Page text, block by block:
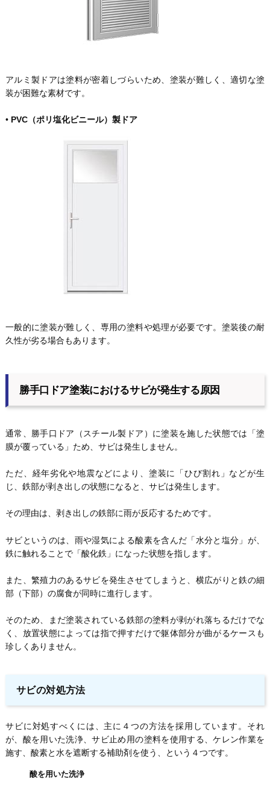
アルミ製ドアは塗料が密着しづらいため、塗装が難しく、適切な塗
装が困難な素材です。
• PVC（ポリ塩化ビニール）製ドア
一般的に塗装が難しく、専用の塗料や処理が必要です。塗装後の耐
久性が劣る場合もあります。
勝手口ドア塗装におけるサビが発生する原因
通常、勝手口ドア（スチール製ドア）に塗装を施した状態では「塗
膜が覆っている」ため、サビは発生しません。
ただ、経年劣化や地震などにより、塗装に「ひび割れ」などが生
じ、鉄部が剥き出しの状態になると、サビは発生します。
その理由は、剥き出しの鉄部に雨が反応するためです。
サビというのは、雨や湿気による酸素を含んだ「水分と塩分」が、
鉄に触れることで「酸化鉄」になった状態を指します。
また、繁殖力のあるサビを発生させてしまうと、横広がりと鉄の細
部（下部）の腐食が同時に進行します。
そのため、まだ塗装されている鉄部の塗料が剥がれ落ちるだけでな
く、放置状態によっては指で押すだけで躯体部分が曲がるケースも
珍しくありません。
サビの対処方法
サビに対処すべくには、主に４つの方法を採用しています。それ
が、酸を用いた洗浄、サビ止め用の塗料を使用する、ケレン作業を
施す、酸素と水を遮断する補助剤を使う、という４つです。
酸を用いた洗浄